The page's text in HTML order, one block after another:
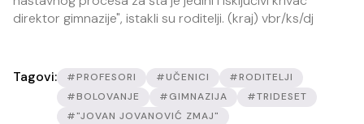
direktor gimnazije", istakli su roditelji. (kraj) vbr/ks/dj
Tagovi: #PROFESORI #UČENICI
#RODITELJI
#BOLOVANJE
#GIMNAZIJA
#TRIDESET
#"JOVAN JOVANOVIĆ ZMAJ"